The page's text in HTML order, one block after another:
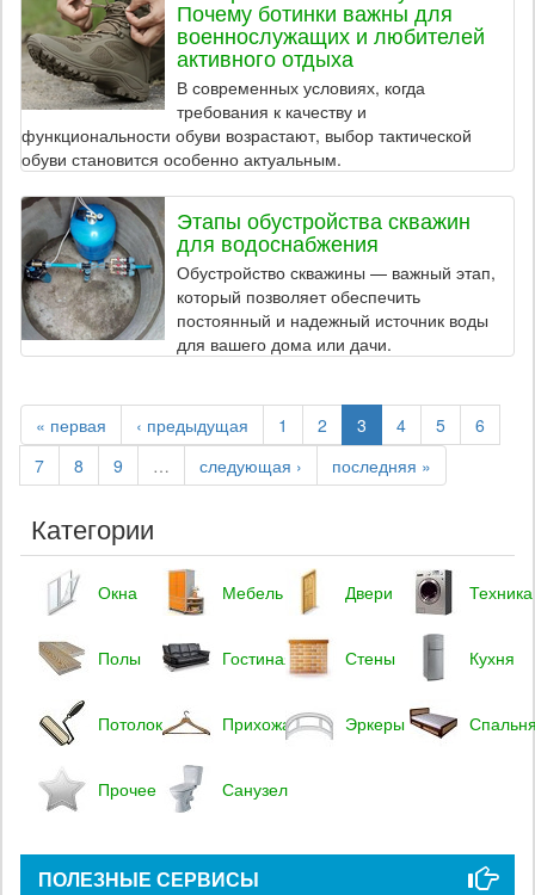
Почему ботинки важны для
военнослужащих и любителей
активного отдыха
В современных условиях, когда
требования к качеству и
функциональности обуви возрастают, выбор тактической
обуви становится особенно актуальным.
Этапы обустройства скважин
для водоснабжения
Обустройство скважины — важный этап,
который позволяет обеспечить
постоянный и надежный источник воды
для вашего дома или дачи.
« первая ‹ предыдущая 1 2 3 4 5
6
7
8 9 … следующая › последняя »
Категории
Окна Мебель Двери Техника
Полы Гостиная Стены Кухня
Потолок Прихожая Эркеры
Прочее Санузел
ПОЛЕЗНЫЕ СЕРВИСЫ